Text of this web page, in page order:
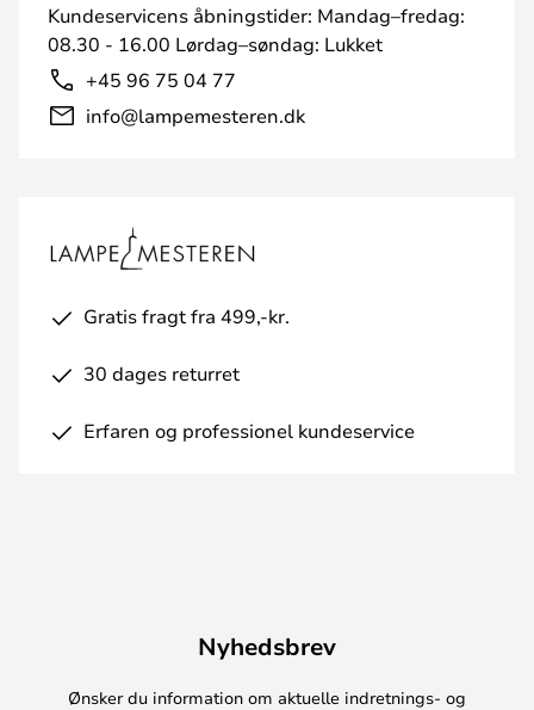
Kundeservicens åbningstider: Mandag–fredag:
08.30 - 16.00 Lørdag–søndag: Lukket
+45 96 75 04 77
info@lampemesteren.dk
Gratis fragt fra 499,-kr.
30 dages returret
Erfaren og professionel kundeservice
Nyhedsbrev
Ønsker du information om aktuelle indretnings- og